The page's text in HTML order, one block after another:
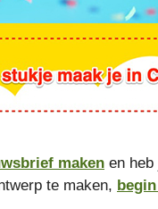
maken en heb
te maken,